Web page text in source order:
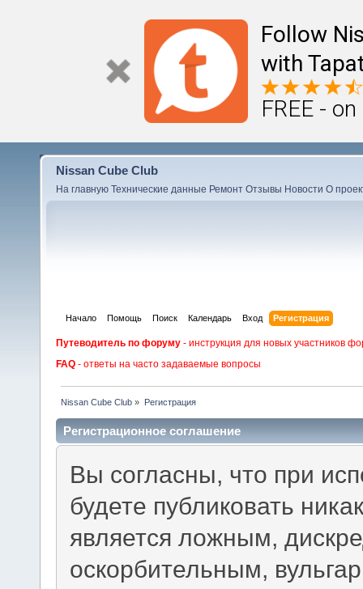
Follow
with
FREE -
Nissan Cube Club
На главную Технические данные Ремонт Отзывы Новости О
Начало Помощь Поиск Календарь Вход Регистрация
Путеводитель по форуму - инструкция для новых участников
FAQ - ответы на часто задаваемые вопросы
Nissan Cube Club » Регистрация
Регистрационное соглашение
Вы согласны, что при
будете публиковать
является ложным,
оскорбительным,